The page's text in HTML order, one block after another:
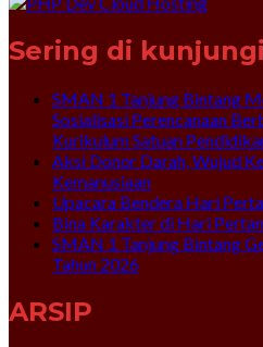
Sering di kunjungi
SMAN 1 Tanjung Bintang
Sosialisasi Perencanaan
Kurikulum Satuan
Aksi Donor Darah, Wujud
Kemanusiaan
Upacara Bendera Hari
Bina Karakter di Hari
SMAN 1 Tanjung Bintang
Tahun 2026
ARSIP